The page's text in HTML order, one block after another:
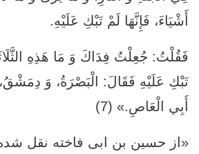
أَشْيَاءَ، فَإِنَّهَا لَمْ تَبْكِ عَلَيْهِ.
فَقُلْتُ: جُعِلْتُ فِدَاكَ وَ مَا هَذِهِ
تَبْكِ عَلَيْهِ فَقَالَ: الْبَصْرَةُ، وَ
أَبِي الْعَاصِ.» (7)
«از حسين بن ابى فاخته نقل